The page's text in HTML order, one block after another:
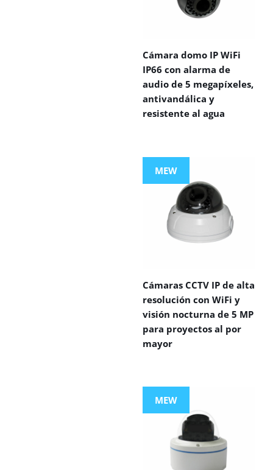
Cámara domo IP WiFi
IP66 con alarma de
audio de 5 megapíxeles,
antivandálica y
resistente al agua
MEW
Cámaras CCTV IP de alta
resolución con WiFi y
visión nocturna de 5 MP
para proyectos al por
mayor
MEW